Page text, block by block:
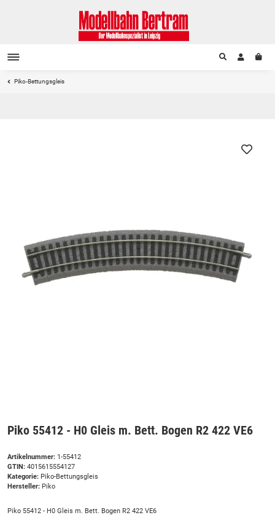
Piko-Bettungsgleis
Piko 55412 - H0 Gleis m. Bett. Bogen R2 422 VE6
Artikelnummer: 1-55412
GTIN: 4015615554127
Kategorie: Piko-Bettungsgleis
Hersteller: Piko
Piko 55412 - H0 Gleis m. Bett. Bogen R2 422 VE6